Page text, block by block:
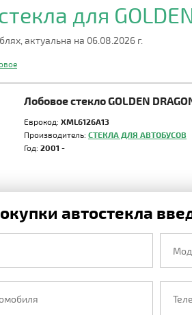
для
актуальна на 06.08.2026 г.
Лобовое стекло GOLDEN
Еврокод: XML6126A13
Производитель: СТЕКЛА ДЛЯ АВТОБУСОВ
Год: 2001 -
автостекла